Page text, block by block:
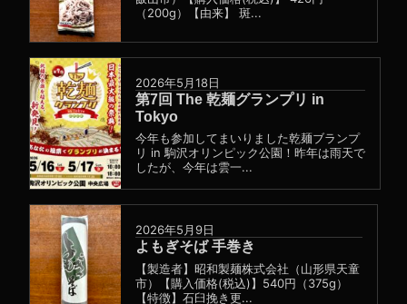
（200g）【由来】 斑...
2026年5月18日
第7回 The 乾麺グランプリ in
Tokyo
今年も参加してまいりました乾麺ブランプ
リ in 駒沢オリンピック公園！昨年は雨天で
したが、今年は雲一...
2026年5月9日
よもぎそば 手巻き
【製造者】昭和製麺株式会社（山形県天童
市）【購入価格(税込)】540円（375g）
【特徴】石臼挽き更...